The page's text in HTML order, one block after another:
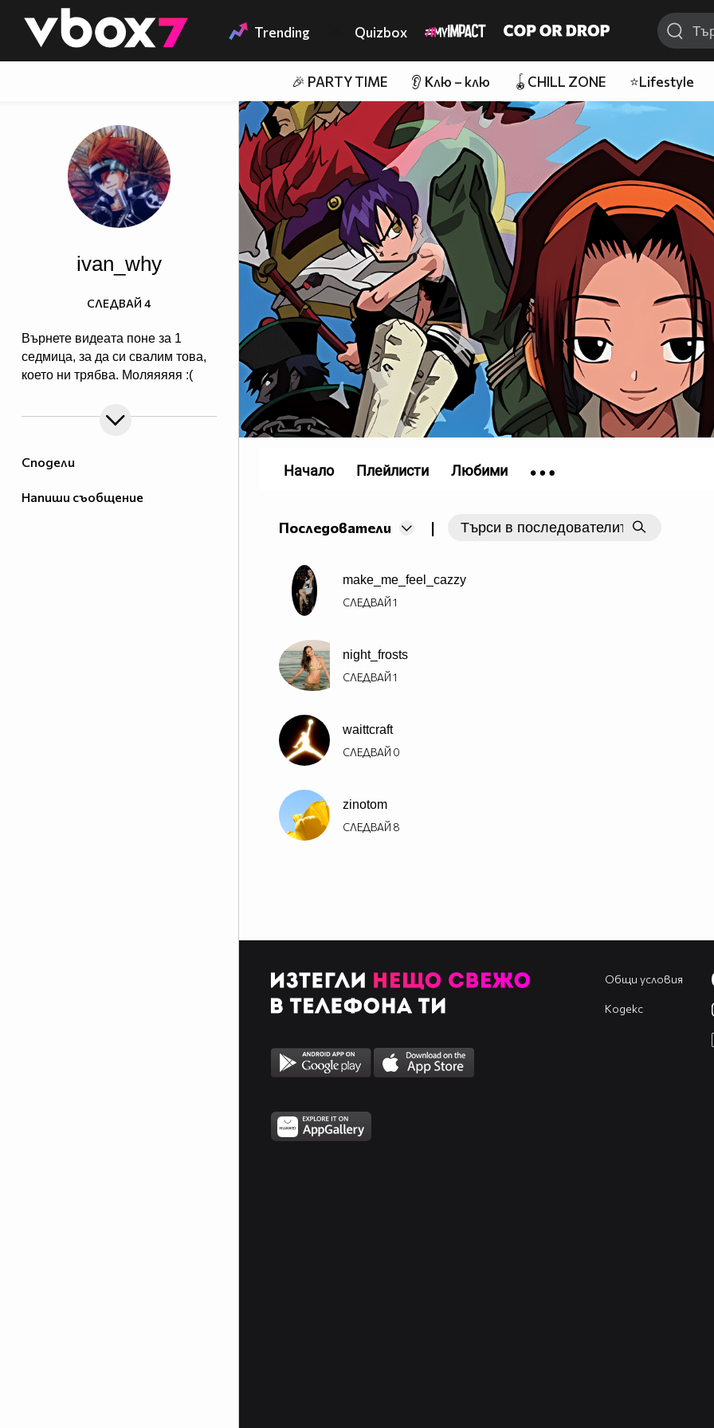
👾 Trending Quizbox
🎉 PARTY TIME 👂 Клю – клю 🪀CHILL ZONE ⭐Lifestyle
Сподели
Напиши съобщение
ivan_why
Върнете видеата поне за 1
седмица, за да си свалим това,
което ни трябва. Mоляяяяя :(
СЛЕДВАЙ 4
Последователи |
make_me_feel_cazzy
СЛЕДВАЙ1
night_frosts
СЛЕДВАЙ1
waittcraft
СЛЕДВАЙ 0
zinotom
СЛЕДВАЙ 8
Начало Плейлисти Любими
Общи условия
Кодекс